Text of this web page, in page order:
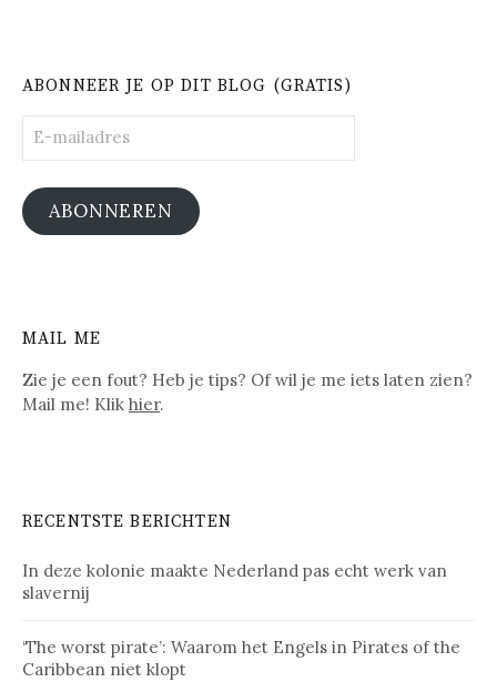
ABONNEER JE OP DIT BLOG (GRATIS)
mailadres
ABONNEREN
MAIL ME
Zie je een fout? Heb je tips? Of wil je me iets laten zien?
Mail me! Klik hier.
RECENTSTE BERICHTEN
In deze kolonie maakte Nederland pas echt werk van
slavernij
‘The worst pirate’: Waarom het Engels in Pirates of the
Caribbean niet klopt